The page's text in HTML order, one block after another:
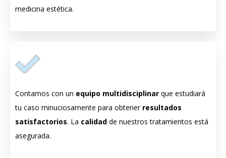
medicina estética.
Contamos con un equipo multidisciplinar que estudiará
tu caso minuciosamente para obtener resultados
satisfactorios. La calidad de nuestros tratamientos está
asegurada.